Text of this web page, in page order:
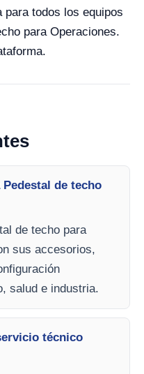
todos los equipos
para Operaciones.
de techo
de techo para
sus accesorios,
salud e industria.
técnico